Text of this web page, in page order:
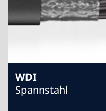
WDI
Spannstahl